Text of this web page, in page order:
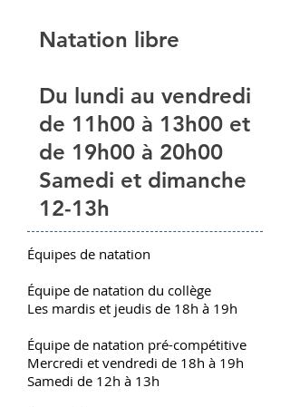
Natation libre
Du lundi au vendredi
de 11h00 à 13h00 et
de 19h00 à 20h00
Samedi et dimanche
12-13h
Équipes de natation
Équipe de natation du collège
Les mardis et jeudis de 18h à 19h
Équipe de natation pré-compétitive
Mercredi et vendredi de 18h à 19h
Samedi de 12h à 13h